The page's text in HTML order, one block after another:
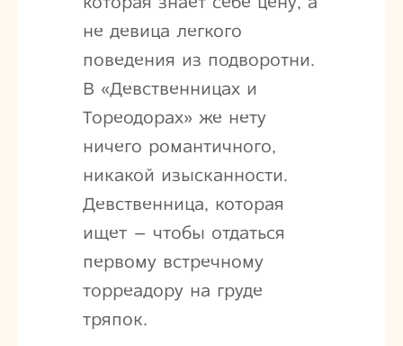
не девица легкого
поведения из подворотни.
В «Девственницах и
Тореодорах» же нету
ничего романтичного,
никакой изысканности.
Девственница, которая
ищет – чтобы отдаться
первому встречному
торреадору на груде
тряпок.